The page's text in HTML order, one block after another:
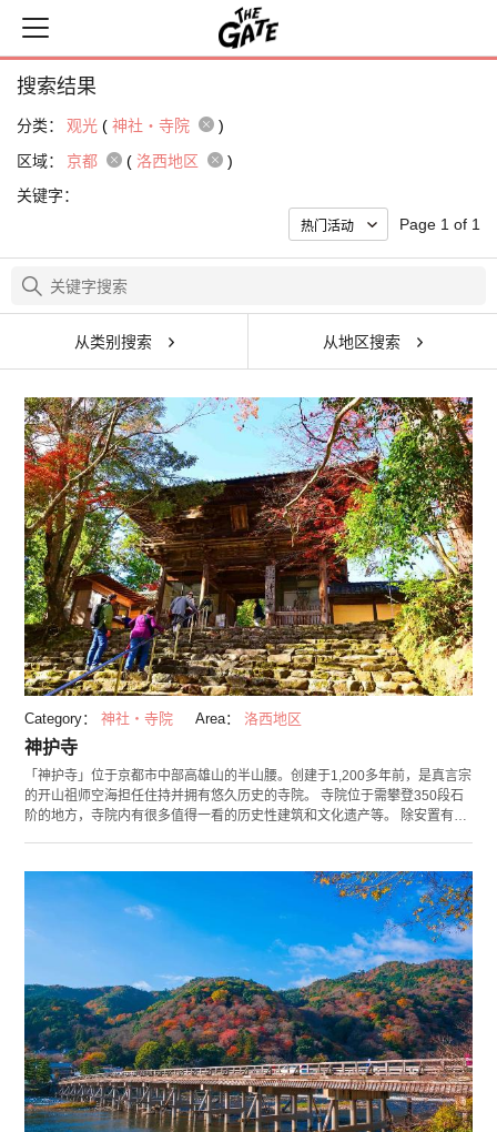
搜索结果
分类： 观光 ( 神社・寺院
)
区域：
京都 ( 洛西地区
)
关键字：
Page 1 of 1
从类别搜索 从地区搜索
Category： 神社・寺院 Area： 洛西地区
神护寺
「神护寺」位于京都市中部高雄山的半山腰。创建于1,200多年前，是真言宗
的开山祖师空海担任住持并拥有悠久历史的寺院。 寺院位于需攀登350段石
阶的地方，寺院内有很多值得一看的历史性建筑和文化遗产等。 除安置有本
像及书信等。位于寺院内西边的地藏院的扔素烧陶器祈求辟邪的「扔陶器活
动」非常受欢迎。 另外也作为红叶观赏地而为人所知，带有通红色彩的鸡爪
槭古木的景观非常震撼。